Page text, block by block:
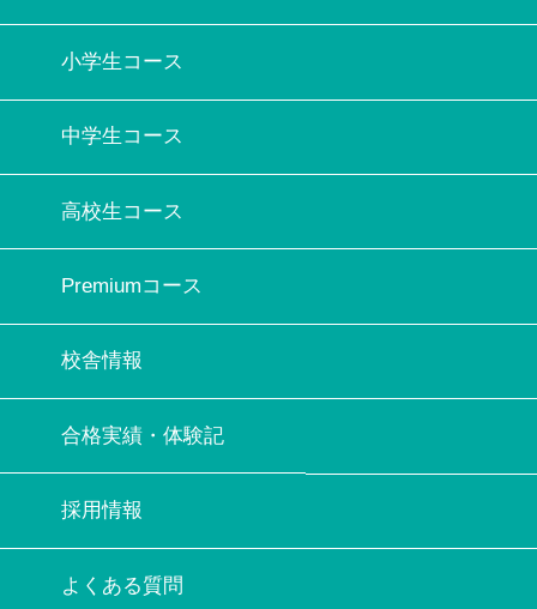
小学生コース
中学生コース
高校生コース
Premiumコース
校舎情報
合格実績・体験記
採用情報
よくある質問